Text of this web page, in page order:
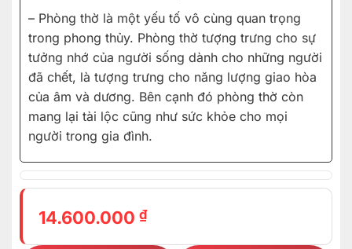
– Phòng thờ là một yếu tố vô cùng quan trọng
trong phong thủy. Phòng thờ tượng trưng cho sự
tưởng nhớ của người sống dành cho những người
đã chết, là tượng trưng cho năng lượng giao hòa
của âm và dương. Bên cạnh đó phòng thờ còn
mang lại tài lộc cũng như sức khỏe cho mọi
người trong gia đình.
14.600.000 ₫